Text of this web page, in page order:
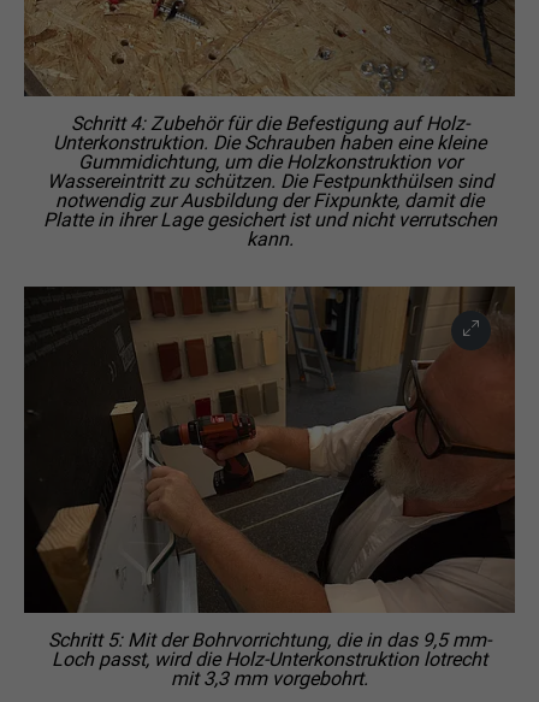
Schritt 4: Zubehör für die Befestigung auf Holz-
Unterkonstruktion. Die Schrauben haben eine kleine
Gummidichtung, um die Holzkonstruktion vor
Wassereintritt zu schützen. Die Festpunkthülsen sind
notwendig zur Ausbildung der Fixpunkte, damit die
Platte in ihrer Lage gesichert ist und nicht verrutschen
kann.
Schritt 5: Mit der Bohrvorrichtung, die in das 9,5 mm-
Loch passt, wird die Holz-Unterkonstruktion lotrecht
mit 3,3 mm vorgebohrt.